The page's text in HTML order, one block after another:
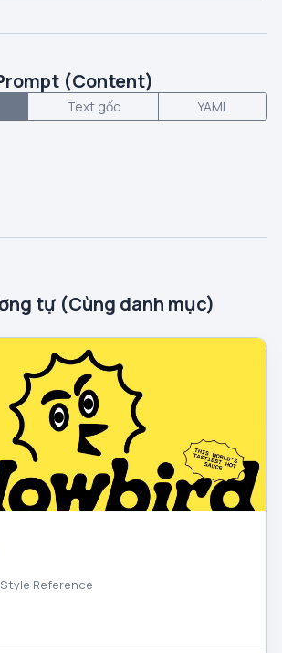
(Content)
Text gốc YAML
tự (Cùng danh mục)
Reference